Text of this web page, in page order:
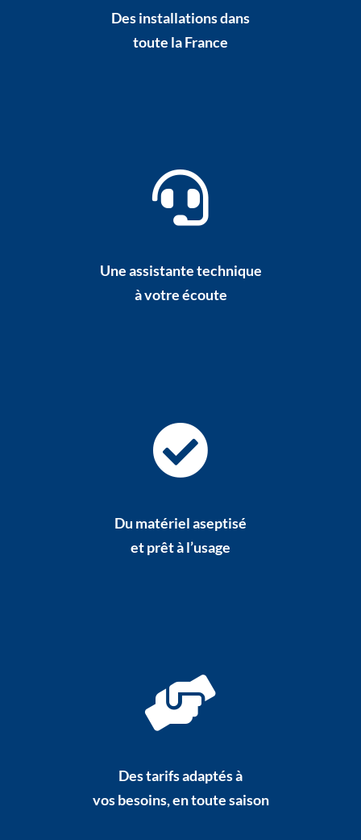
Des installations dans
toute la France
Une assistante technique
à votre écoute
Du matériel aseptisé
et prêt à l’usage
Des tarifs adaptés à
vos besoins, en toute saison